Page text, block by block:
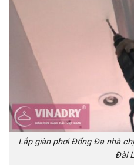
Lắp giàn phơi Đống Đa nhà
Đài